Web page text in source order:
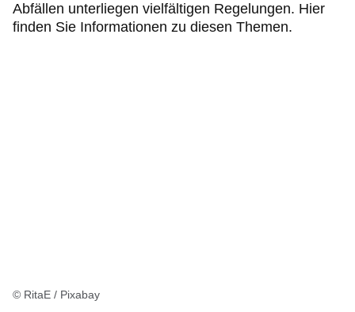
Abfällen unterliegen vielfältigen Regelungen. Hier
finden Sie Informationen zu diesen Themen.
© RitaE / Pixabay